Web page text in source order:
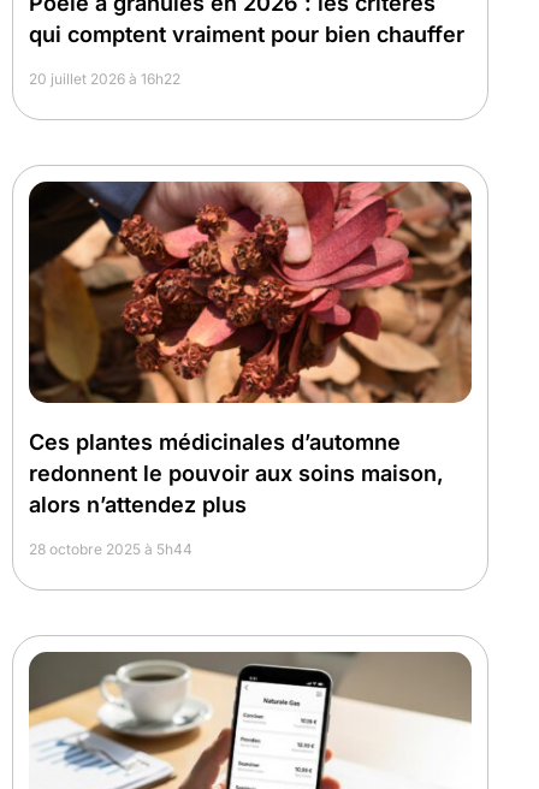
qui comptent vraiment pour bien chauffer
20 juillet 2026 à 16h22
Ces plantes médicinales d’automne
redonnent le pouvoir aux soins maison,
alors n’attendez plus
28 octobre 2025 à 5h44